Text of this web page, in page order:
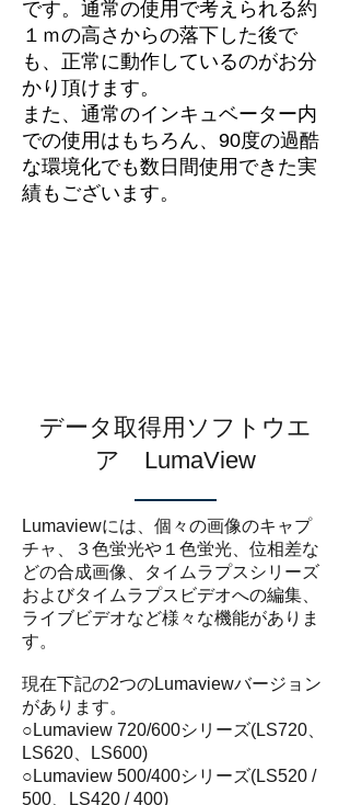
です。通常の使用で考えられる約
１ｍの高さからの落下した後で
も、正常に動作しているのがお分
かり頂けます。
また、通常のインキュベーター内
での使用はもちろん、90度の過酷
な環境化でも数日間使用できた実
績もございます。
データ取得用ソフトウエ
ア LumaView
Lumaviewには、個々の画像のキャプ
チャ、３色蛍光や１色蛍光、位相差な
どの合成画像、タイムラプスシリーズ
およびタイムラプスビデオへの編集、
ライブビデオなど様々な機能がありま
す。
現在下記の2つのLumaviewバージョン
があります。
○Lumaview 720/600シリーズ(LS720、
LS620、LS600)
○Lumaview 500/400シリーズ(LS520 /
500、LS420 / 400)